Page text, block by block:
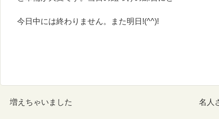
今日中には終わりません。また明日!(^^)!
増えちゃいました 名人